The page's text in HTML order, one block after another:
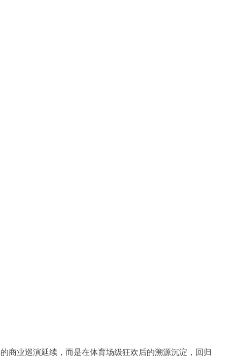
商业巡演延续，而是在体育场级狂欢后的溯源沉淀，回归